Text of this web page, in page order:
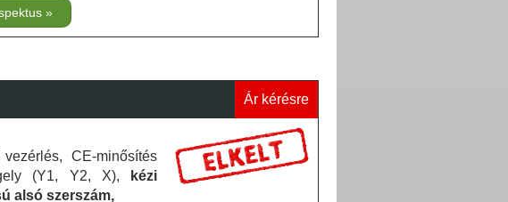
Ár kérésre
CE-minősítés
(Y1, Y2, X),
kézi
alsó szerszám,